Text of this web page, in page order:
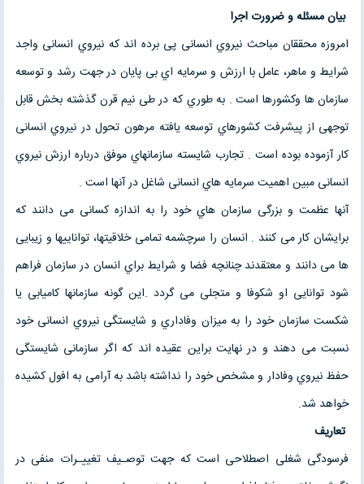
بیان مسئله و ضرورت اجرا
امروزه محققان مباحث نیروي انسانی پی برده اند که نیروي انسانی واجد
شرایط و ماهر، عامل با ارزش و سرمایه اي بی پایان در جهت رشد و توسعه
سازمان ها وکشورها است . به طوري که در طی نیم قرن گذشته بخش قابل
توجهی از پیشرفت کشورهاي توسعه یافته مرهون تحول در نیروي انسانی
کار آزموده بوده است . تجارب شایسته سازمانهاي موفق درباره ارزش نیروي
انسانی مبین اهمیت سرمایه هاي انسانی شاغل در آنها است .
آنها عظمت و بزرگی سازمان هاي خود را به اندازه کسانی می دانند که
برایشان کار می کنند . انسان را سرچشمه تمامی خلاقیتها، تواناییها و زیبایی
ها می دانند و معتقدند چنانچه فضا و شرایط براي انسان در سازمان فراهم
شود توانایی او شکوفا و متجلی می گردد .این گونه سازمانها کامیابی یا
شکست سازمان خود را به میزان وفاداري و شایستگی نیروي انسانی خود
نسبت می دهند و در نهایت براین عقیده اند که اگر سازمانی شایستگی
حفظ نیروي وفادار و مشخص خود را نداشته باشد به آرامی به افول کشیده
خواهد شد.
تعاریف
فرسودگی شغلی اصطلاحی است که جهت توصـیف تغییـرات منفی در